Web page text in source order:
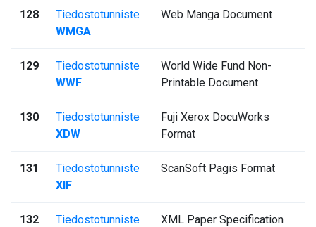
128
Tiedostotunniste
WMGA
Web Manga Document
129
Tiedostotunniste
WWF
World Wide Fund Non-
Printable Document
130
Tiedostotunniste
XDW
Fuji Xerox DocuWorks
Format
131
Tiedostotunniste
XIF
ScanSoft Pagis Format
132
Tiedostotunniste
XML Paper Specification